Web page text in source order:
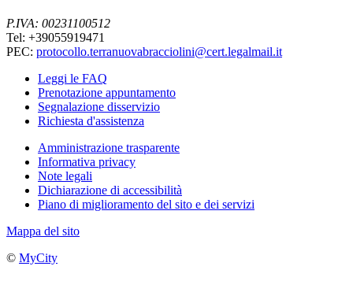
P.IVA: 00231100512
Tel: +39055919471
PEC: protocollo.terranuovabracciolini@cert.legalmail.it
Leggi le FAQ
Prenotazione appuntamento
Segnalazione disservizio
Richiesta d'assistenza
Amministrazione trasparente
Informativa privacy
Note legali
Dichiarazione di accessibilità
Piano di miglioramento del sito e dei servizi
Mappa del sito
© MyCity